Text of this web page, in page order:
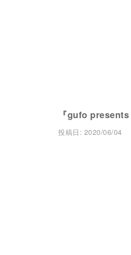
『gufo
投稿日: 2020/06/04